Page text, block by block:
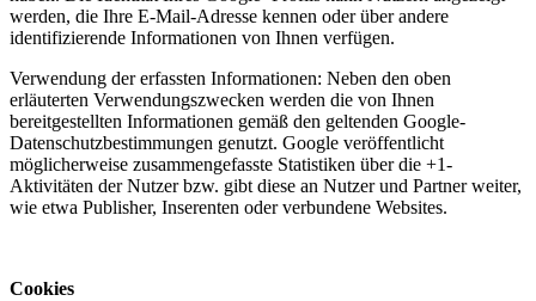
werden, die Ihre E-Mail-Adresse kennen oder über andere
identifizierende Informationen von Ihnen verfügen.
Verwendung der erfassten Informationen: Neben den oben
erläuterten Verwendungszwecken werden die von Ihnen
bereitgestellten Informationen gemäß den geltenden Google-
Datenschutzbestimmungen genutzt. Google veröffentlicht
möglicherweise zusammengefasste Statistiken über die +1-
Aktivitäten der Nutzer bzw. gibt diese an Nutzer und Partner weiter,
wie etwa Publisher, Inserenten oder verbundene Websites.
Cookies